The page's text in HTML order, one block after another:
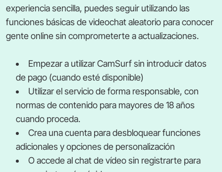
experiencia sencilla, puedes seguir utilizando las
funciones básicas de videochat aleatorio para conocer
gente online sin comprometerte a actualizaciones.
Empezar a utilizar CamSurf sin introducir datos
de pago (cuando esté disponible)
Utilizar el servicio de forma responsable, con
normas de contenido para mayores de 18 años
cuando proceda.
Crea una cuenta para desbloquear funciones
adicionales y opciones de personalización
O accede al chat de vídeo sin registrarte para